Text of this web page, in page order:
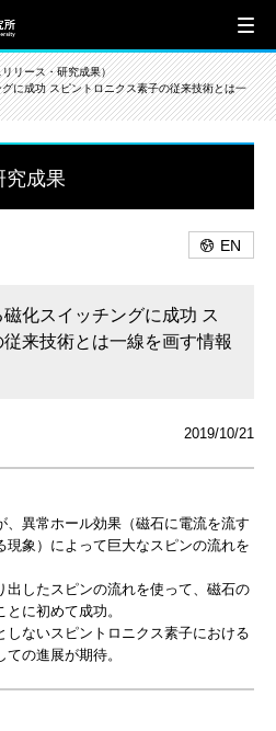
リース・研究成果）
に成功 スピントロニクス素子の従来技術とは一
究成果
EN
化スイッチングに成功 ス
来技術とは一線を画す情報
2019/10/21
、異常ホール効果（磁石に電流を流す
現象）によって巨大なスピンの流れを
出したスピンの流れを使って、磁石の
に初めて成功。
しないスピントロニクス素子における
の進展が期待。